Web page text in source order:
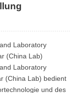
Laboratory
(China Lab)
Laboratory
(China Lab) bedient
und des